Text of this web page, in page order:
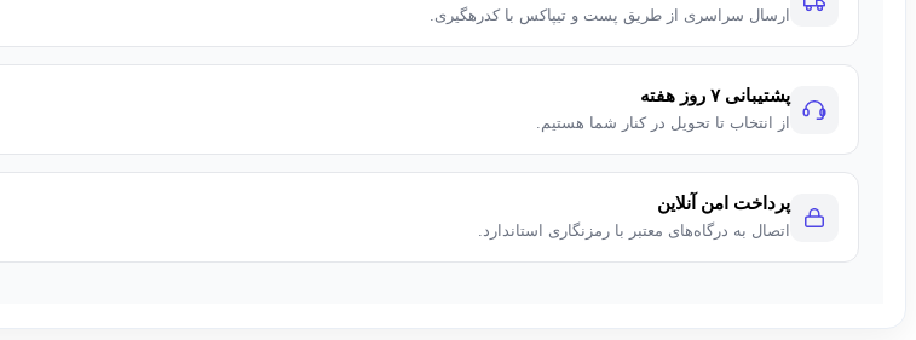
ارسال سراسری از طریق پست و تیپاکس با کدرهگیری.
پشتیبانی ۷ روز هفته
از انتخاب تا تحویل در کنار شما هستیم.
پرداخت امن آنلاین
اتصال به درگاه‌های معتبر با رمزنگاری استاندارد.